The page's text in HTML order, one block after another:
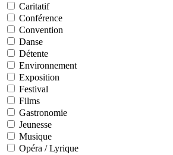
Caritatif
Conférence
Convention
Danse
Détente
Environnement
Exposition
Festival
Films
Gastronomie
Jeunesse
Musique
Opéra / Lyrique